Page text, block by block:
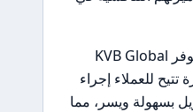
: توفر KVB Global
للعملاء إجراء
بسهولة ويسر، مما